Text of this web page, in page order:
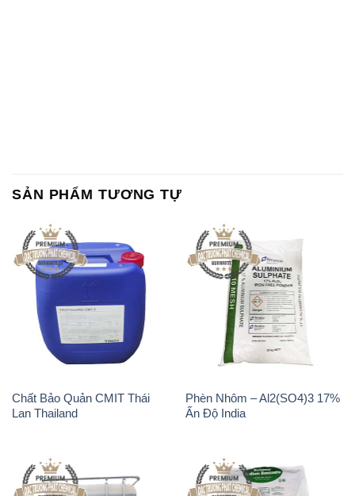
SẢN PHẨM TƯƠNG TỰ
Chất Bảo Quản CMIT Thái
Lan Thailand
Phèn Nhôm – Al2(SO4)3 17%
Ấn Độ India